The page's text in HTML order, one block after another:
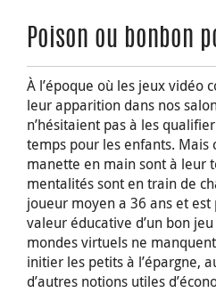
Poison ou bonbon
À l’époque où les jeux vidéo
leur apparition dans nos
n’hésitaient pas à les
temps pour les enfants. Mais
manette en main sont à leur
mentalités sont en train de
joueur moyen a 36 ans et
valeur éducative d’un bon
mondes virtuels ne
initier les petits à l’épargne,
d’autres notions utiles